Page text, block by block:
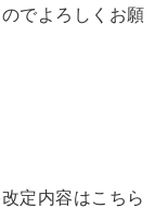
でよろしくお願
定内容はこちら